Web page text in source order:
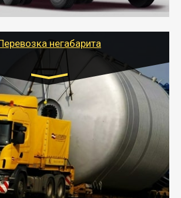
поможет быстро перевезти
продукты в любой город России с
негабарита
км. Рассчитывается
индивидуально
и негабаритных грузов
после получения разрешения на
7-14 дней).
в короткие сроки поможет вам
безопасно перевезти негабаритные